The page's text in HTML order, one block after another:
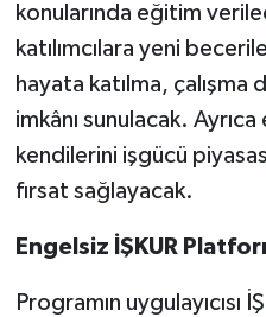
konularında eğitim
katılımcılara yeni
hayata katılma,
imkânı sunulacak.
kendilerini işgücü
fırsat sağlayacak.
Engelsiz İŞKUR
Programın uygulayıcısı